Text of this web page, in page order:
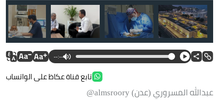
--:--
تابع قناة عكاظ على الواتساب
عبدالله المسروري (عدن) almsroory@